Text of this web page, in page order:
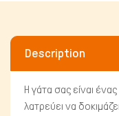
Description
Η γάτα σας είναι
λατρεύει να